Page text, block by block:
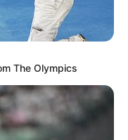
The Olympics